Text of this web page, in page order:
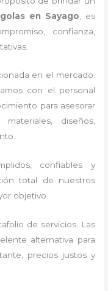
en Sayago , es
confianza,
en el mercado.
con el personal
para asesorar
diseños,
confiables y
total de nuestros
objetivo.
de servicios. Las
alternativa para
precios justos y